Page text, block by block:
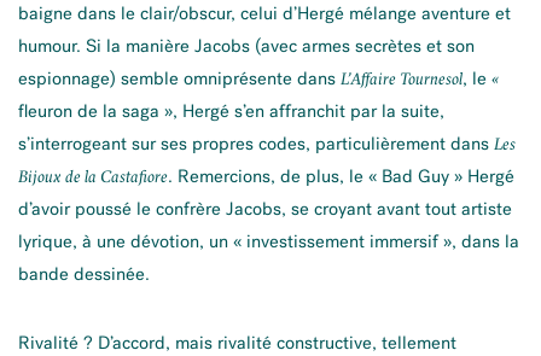
baigne dans le clair/obscur, celui d’Hergé mélange aventure et
humour. Si la manière Jacobs (avec armes secrètes et son
espionnage) semble omniprésente dans L’Affaire Tournesol, le «
fleuron de la saga », Hergé s’en affranchit par la suite,
s’interrogeant sur ses propres codes, particulièrement dans Les
Bijoux de la Castafiore. Remercions, de plus, le « Bad Guy » Hergé
d’avoir poussé le confrère Jacobs, se croyant avant tout artiste
lyrique, à une dévotion, un « investissement immersif », dans la
bande dessinée.
Rivalité ? D’accord, mais rivalité constructive, tellement